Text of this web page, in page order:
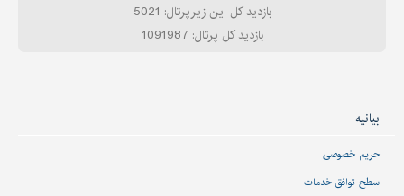
بازدید کل این زیرپرتال: 5021
بازدید کل پرتال: 1091987
بیانیه
حریم خصوصی
سطح توافق خدمات